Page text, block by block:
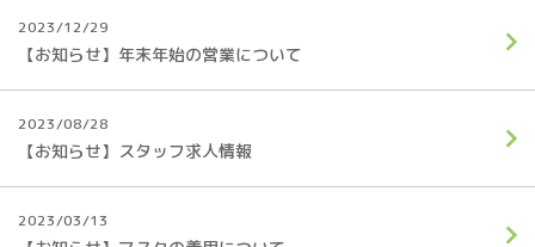
2023/12/29
【お知らせ】年末年始の営業について
2023/08/28
【お知らせ】スタッフ求人情報
2023/03/13